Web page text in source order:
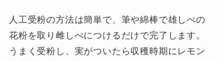
人工受粉の方法は簡単で、筆や綿棒で雄しべの
花粉を取り雌しべにつけるだけで完了します。
うまく受粉し、実がついたら収穫時期にレモン